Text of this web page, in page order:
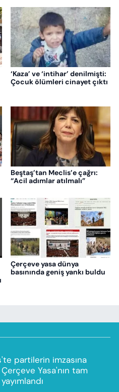
‘Kaza’ ve ‘intihar’ denilmişti:
Çocuk ölümleri cinayet çıktı
Beştaş’tan Meclis’e çağrı:
“Acil adımlar atılmalı”
Çerçeve yasa dünya
basınında geniş yankı buldu
partilerin imzasına
Çerçeve Yasa'nın tam